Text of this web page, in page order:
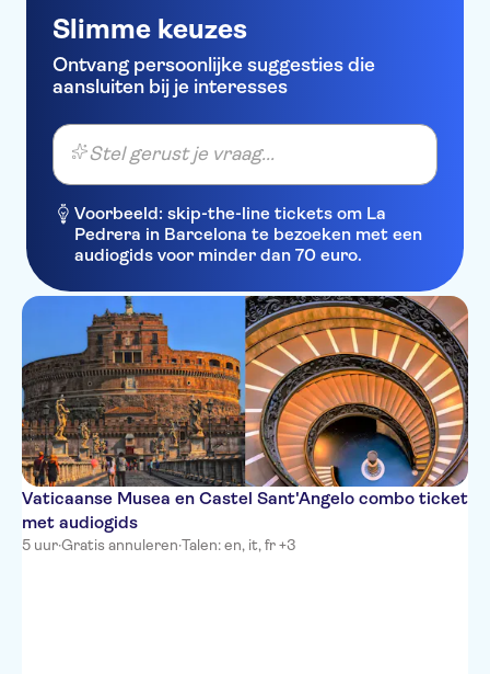
Slimme keuzes
Ontvang persoonlijke suggesties die
aansluiten bij je interesses
Stel gerust je vraag...
Voorbeeld: skip-the-line tickets om La
Pedrera in Barcelona te bezoeken met een
audiogids voor minder dan 70 euro.
Vaticaanse Musea en Castel Sant'Angelo combo ticket
met audiogids
5 uur·Gratis annuleren·Talen: en, it, fr +3